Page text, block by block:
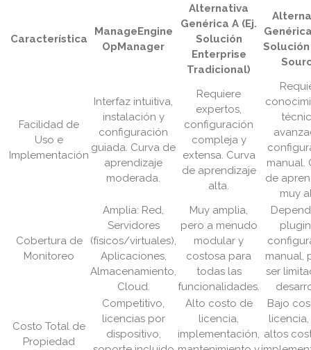
Característica
ManageEngine
OpManager
Alternativa
Genérica A (Ej.
Solución
Enterprise
Tradicional)
Facilidad de
Uso e
Implementación
Interfaz intuitiva,
instalación y
configuración
guiada. Curva de
aprendizaje
moderada.
Requiere
expertos,
configuración
compleja y
extensa. Curva
de aprendizaje
alta.
manual.
de
muy
Cobertura de
Monitoreo
Amplia: Red,
Servidores
(físicos/virtuales),
Aplicaciones,
Almacenamiento,
Cloud.
Muy amplia,
pero a menudo
modular y
costosa para
todas las
funcionalidades.
manual,
ser
Costo Total de
Propiedad
Competitivo,
licencias por
dispositivo,
Alto costo de
licencia,
implementación,
Bajo
altos